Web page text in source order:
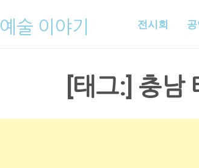
술 이야기 전시회
[태그:] 충남